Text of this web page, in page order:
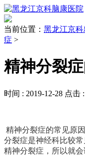
当前位置： 黑龙江京
症 >
精神分裂
时间 : 2019-12-28 点击 :
精神分裂症的常见原
分裂症是神经科比较
精神分裂症，所以就会